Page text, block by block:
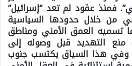
فمنذ عقود لم تعد “إسرائيل”
من خلال حدودها السياسية
تسميه العمق الأمني ومناطق
منع التهديد قبل وصوله إلى
وفي هذا السياق يكتسب جنوب